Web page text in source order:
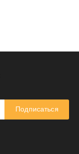
Подписаться